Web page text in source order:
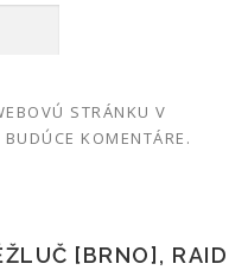
STRÁNKU V
KOMENTÁRE.
[BRNO], RAID